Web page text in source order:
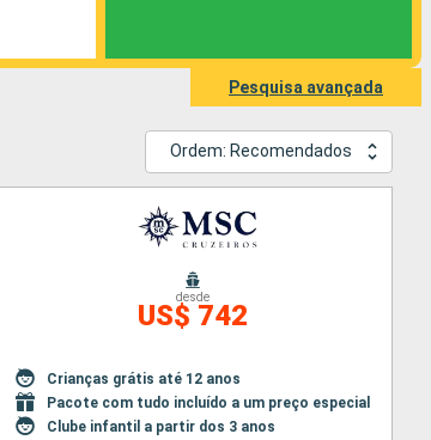
Pesquisa avançada
Ordem: Recomendados
desde
US$ 742
Crianças grátis até 12 anos
Pacote com tudo incluído a um preço especial
Clube infantil a partir dos 3 anos